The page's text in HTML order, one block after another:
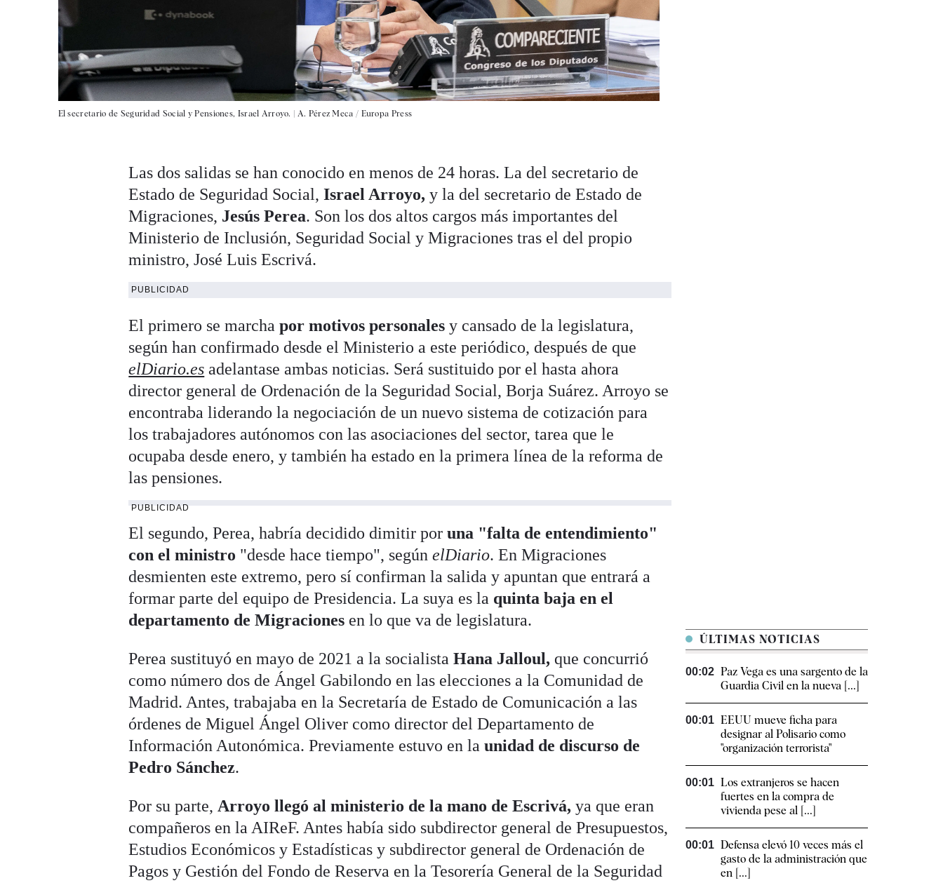
El secretario de Seguridad Social y Pensiones, Israel Arroyo. | A. Pérez Meca / Europa Press
Las dos salidas se han conocido en menos de 24 horas. La del secretario de
Estado de Seguridad Social, Israel Arroyo,y la del secretario de Estado de
Migraciones, Jesús Perea. Son los dos altos cargos más importantes del
Ministerio de Inclusión, Seguridad Social y Migraciones tras el del propio
ministro, José Luis Escrivá.
PUBLICIDAD
El primero se marcha por motivos personalesy cansado de la legislatura,
según han confirmado desde el Ministerio a este periódico, después de que
elDiario.es adelantase ambas noticias. Será sustituido por el hasta ahora
director general de Ordenación de la Seguridad Social, Borja Suárez. Arroyo se
encontraba liderando la negociación de un nuevo sistema de cotización para
los trabajadores autónomos con las asociaciones del sector, tarea que le
ocupaba desde enero, y también ha estado en la primera línea de la reforma de
las pensiones.
PUBLICIDAD
El segundo, Perea, habría decidido dimitir poruna "falta de entendimiento"
con el ministro "desde hace tiempo", segúnelDiario. En Migraciones
desmienten este extremo, pero sí confirman la salida y apuntan que entrará a
formar parte del equipo de Presidencia. La suya es la quinta baja en el
departamento de Migraciones en lo que va de legislatura.
Perea sustituyó en mayo de 2021 a la socialistaHana Jalloul, que concurrió
como número dos de Ángel Gabilondo en las elecciones a la Comunidad de
Madrid. Antes, trabajaba en la Secretaría de Estado de Comunicación a las
órdenes de Miguel Ángel Oliver como director del Departamento de
Información Autonómica. Previamente estuvo en launidad de discurso de
Pedro Sánchez.
Por su parte,Arroyo llegó al ministerio de la mano de Escrivá, ya que eran
compañeros en la AIReF. Antes había sido subdirector general de Presupuestos,
Estudios Económicos y Estadísticas y subdirector general de Ordenación de
Pagos y Gestión del Fondo de Reserva en la Tesorería General de la Seguridad
ÚLTIMAS NOTICIAS
00:02 Paz Vega es una sargento de la
Guardia Civil en la nueva [...]
00:01 EEUU mueve ficha para
designar al Polisario como
"organización terrorista"
00:01 Los extranjeros se hacen
fuertes en la compra de
vivienda pese al [...]
00:01 Defensa elevó 10 veces más el
gasto de la administración que
en [...]